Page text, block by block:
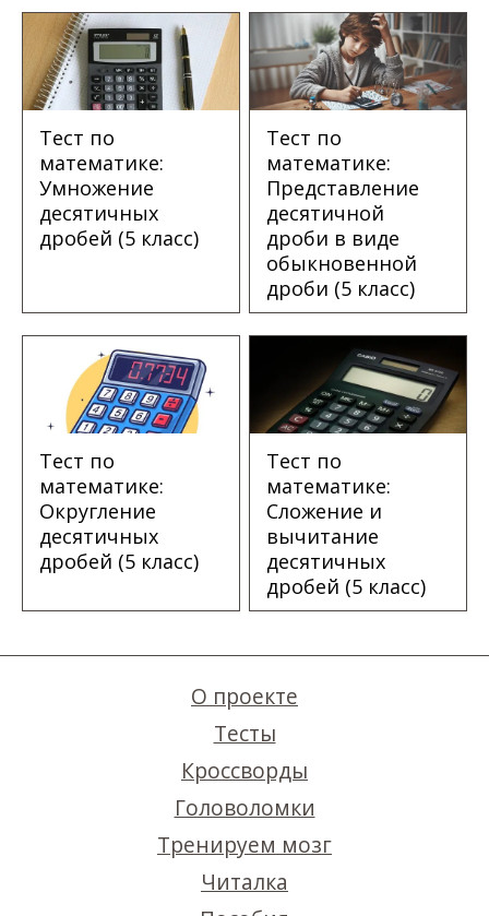
Тест по
математике:
Умножение
десятичных
дробей (5 класс)
Тест по
математике:
Представление
десятичной
дроби в виде
обыкновенной
дроби (5 класс)
Тест по
математике:
Округление
десятичных
дробей (5 класс)
Тест по
математике:
Сложение и
вычитание
десятичных
дробей (5 класс)
О проекте
Тесты
Кроссворды
Головоломки
Тренируем мозг
Читалка